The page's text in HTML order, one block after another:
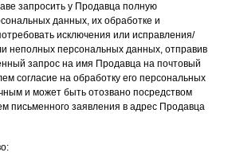
запросить у Продавца полную
данных, их обработке и
исключения или исправления/
неполных персональных данных, отправив
запрос на имя Продавца на почтовый
согласие на обработку его персональных
и может быть отозвано посредством
письменного заявления в адрес Продавца